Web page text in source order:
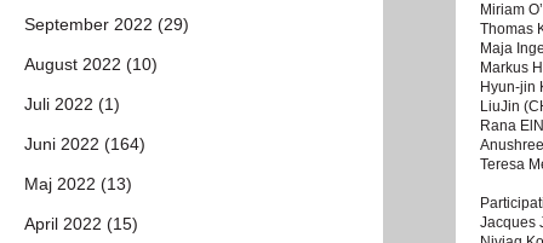
Miriam
Thomas
Maja
Markus
Hyun-jin
LiuJin
Rana
Teresa
Jacques
September 2022 (29)
August 2022 (10)
Juli 2022 (1)
Juni 2022 (164)
Maj 2022 (13)
April 2022 (15)